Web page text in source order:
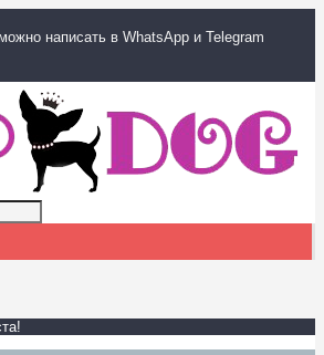
написать в WhatsApp и Telegram